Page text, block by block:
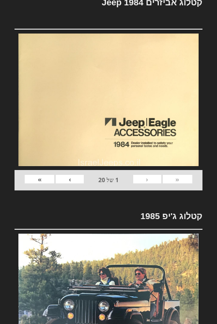
קטלוג אביזרים Jeep 1984
«
‹
1 של20
›
»
קטלוג ג'יפ 1985